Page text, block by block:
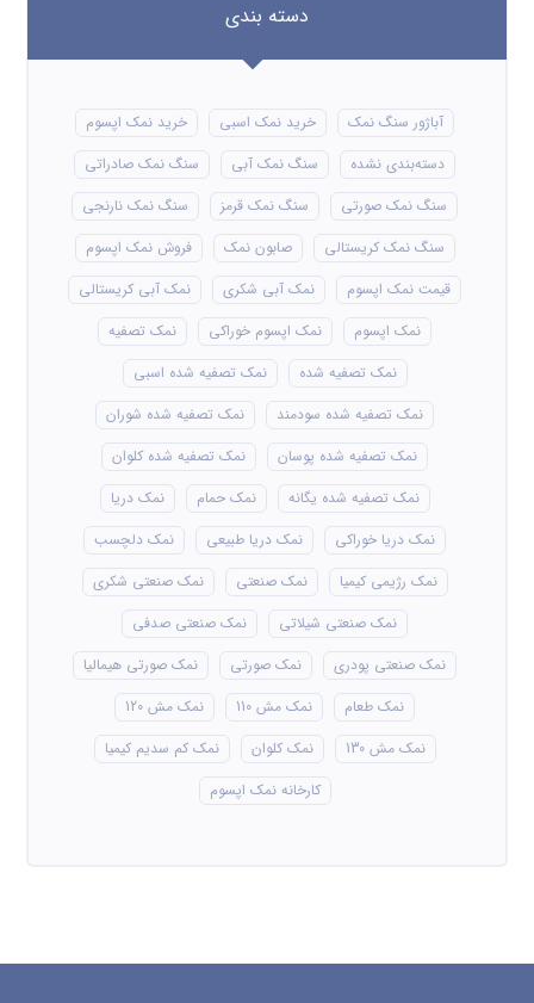
دسته بندی
آباژور سنگ نمک خرید نمک اسبی
خرید نمک اپسوم
دسته‌بندی نشده
سنگ نمک آبی
سنگ نمک صادراتی
سنگ نمک صورتی
سنگ نمک قرمز
سنگ نمک نارنجی
سنگ نمک کریستالی
صابون نمک
فروش نمک اپسوم
قیمت نمک اپسوم
نمک آبی شکری
نمک آبی کریستالی
نمک اپسوم
نمک اپسوم خوراکی
نمک تصفیه
نمک تصفیه شده
نمک تصفیه شده اسبی
نمک تصفیه شده سودمند
نمک تصفیه شده شوران
نمک تصفیه شده پوسان
نمک تصفیه شده کلوان
نمک تصفیه شده یگانه
نمک حمام
نمک دریا
نمک دریا خوراکی
نمک دریا طبیعی
نمک دلچسب
نمک رژیمی کیمیا
نمک صنعتی
نمک صنعتی شکری
نمک صنعتی شیلاتی
نمک صنعتی صدفی
نمک صنعتی پودری
نمک صورتی
نمک صورتی هیمالیا
نمک طعام
نمک مش 110
نمک مش 120
نمک مش 130
نمک کلوان
نمک کم سدیم کیمیا
کارخانه نمک اپسوم